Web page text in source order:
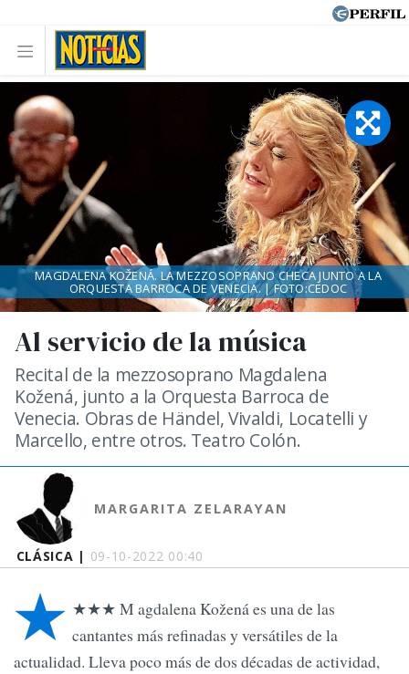
CLÁSICA | 09-10-2022 00:40
Al servicio de la música
Recital de la mezzosoprano Magdalena
Kožená, junto a la Orquesta Barroca de
Venecia. Obras de Händel, Vivaldi, Locatelli y
Marcello, entre otros. Teatro Colón.
MARGARITA ZELARAYAN
MAGDALENA KOŽENÁ. LA MEZZOSOPRANO CHECA JUNTO A LA
ORQUESTA BARROCA DE VENECIA. | FOTO:CEDOC
★ ★★★ M agdalena Kožená es una de las
cantantes más refinadas y versátiles de la
actualidad. Lleva poco más de dos décadas de actividad,